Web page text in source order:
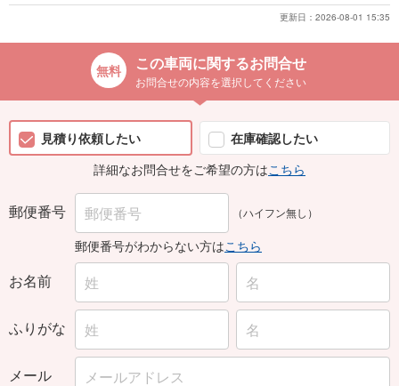
更新日： 2026-08-01 15:35
この車両に関するお問合せ
お問合せの内容を選択してください
見積り依頼したい
在庫確認したい
詳細なお問合せをご希望の方はこちら
郵便番号 （ハイフン無し）
郵便番号がわからない方はこちら
お名前
ふりがな
メール